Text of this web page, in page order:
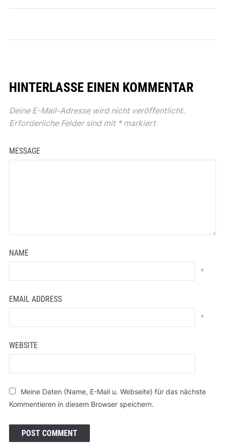
HINTERLASSE EINEN KOMMENTAR
Deine E-Mail-Adresse wird nicht veröffentlicht.
Erforderliche Felder sind mit *markiert
MESSAGE
NAME
*
EMAIL ADDRESS
*
WEBSITE
Meine Daten (Name, E-Mail u. Webseite) für das nächste
Kommentieren in diesem Browser speichern.